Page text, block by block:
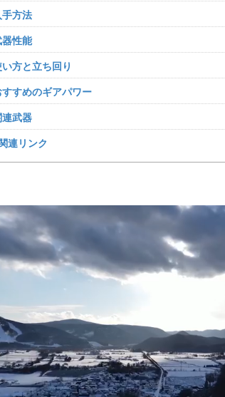
方法
性能
方と立ち回り
すめのギアパワー
武器
連リンク